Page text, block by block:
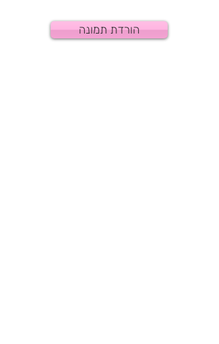
הורדת תמונה